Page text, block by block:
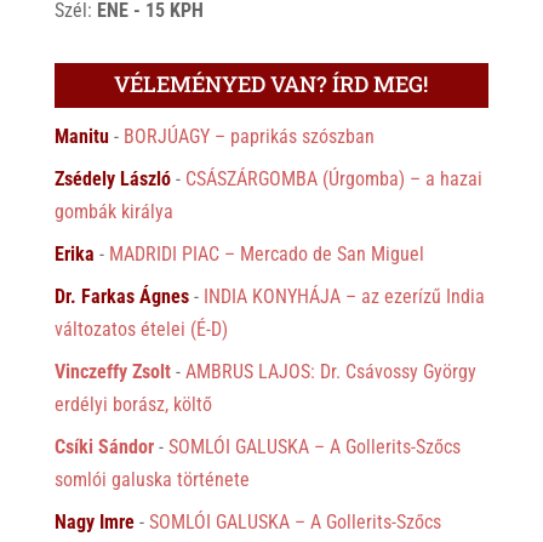
Szél: ENE - 15 KPH
VÉLEMÉNYED VAN? ÍRD MEG!
Manitu- BORJÚAGY – paprikás szószban
Zsédely László- CSÁSZÁRGOMBA (Úrgomba) – a hazai
gombák királya
Erika - MADRIDI PIAC – Mercado de San Miguel
Dr. Farkas Ágnes- INDIA KONYHÁJA – az ezerízű India
változatos ételei (É-D)
Vinczeffy Zsolt- AMBRUS LAJOS: Dr. Csávossy György
erdélyi borász, költő
Csíki Sándor- SOMLÓI GALUSKA – A Gollerits-Szőcs
somlói galuska története
Nagy Imre- SOMLÓI GALUSKA – A Gollerits-Szőcs